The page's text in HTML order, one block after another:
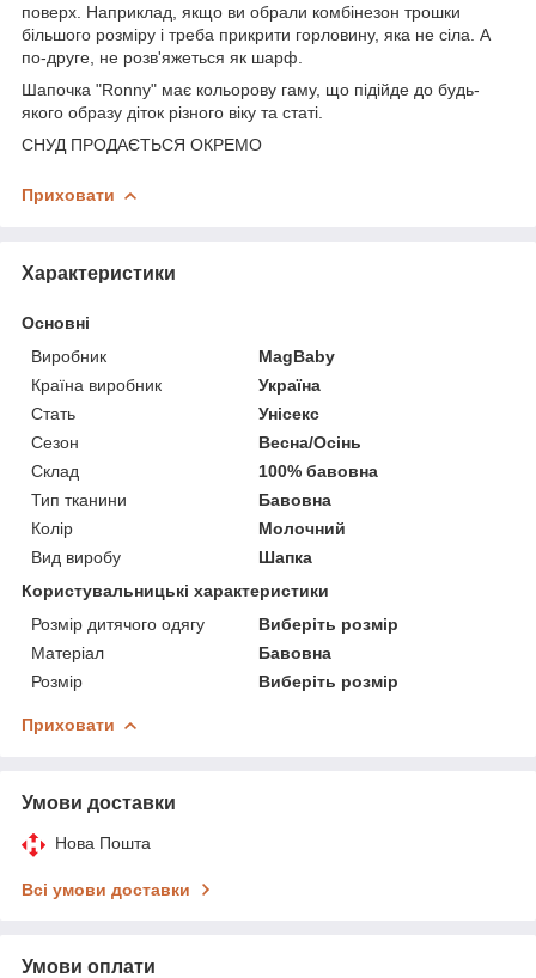
поверх. Наприклад, якщо ви обрали комбінезон трошки
більшого розміру і треба прикрити горловину, яка не сіла. А
по-друге, не розв'яжеться як шарф.
Шапочка "Ronny" має кольорову гаму, що підійде до будь-
якого образу діток різного віку та статі.
СНУД ПРОДАЄТЬСЯ ОКРЕМО
Приховати
Характеристики
Основні
Виробник
MagBaby
Країна виробник
Україна
Стать
Унісекс
Сезон
Весна/Осінь
Склад
100% бавовна
Тип тканини
Бавовна
Колір
Молочний
Вид виробу
Шапка
Користувальницькі характеристики
Розмір дитячого одягу
Виберіть розмір
Матеріал
Бавовна
Розмір
Виберіть розмір
Приховати
Умови доставки
Нова Пошта
Всі умови доставки
Умови оплати